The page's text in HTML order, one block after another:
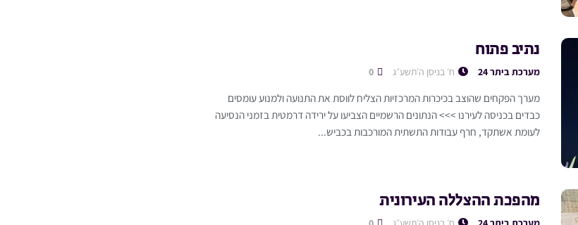
נתיב פתוח
מערכת ביתר 24 ח׳ בניסן ה׳תשע״ג
מערך הפקחים שהוצב בכיכרות המרכזיות הצליח לווסת את התנועה ולמנוע עומסים
כבדים בכניסה לעירנו >>> הנתונים הרשמיים הצביעו על ירידה דרמטית בזמני הנסיעה
לעומת אשתקד, חרף עבודות התשתית המורכבות בכביש...
מהפכת ההצללה העירונית